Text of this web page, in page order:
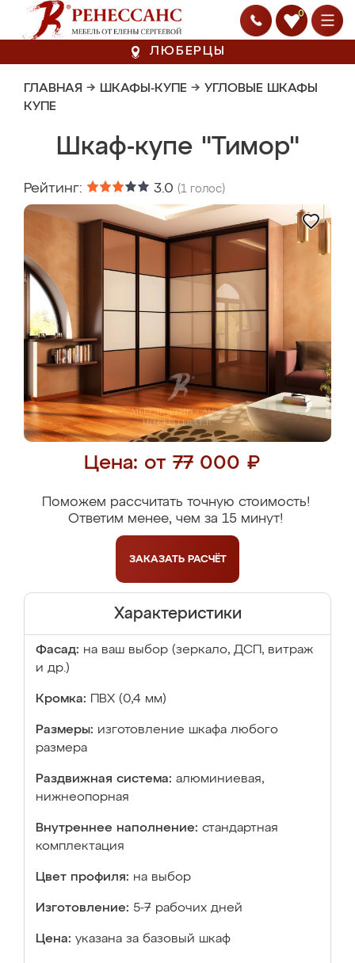
0
ЛЮБЕРЦЫ
ГЛАВНАЯ → ШКАФЫ-КУПЕ → УГЛОВЫЕ ШКАФЫ
КУПЕ
Шкаф-купе "Тимор"
Рейтинг: 3.0 (1 голос)
Цена: от 77 000 ₽
Поможем рассчитать точную стоимость!
Ответим менее, чем за 15 минут!
ЗАКАЗАТЬ РАСЧЁТ
Характеристики
Фасад: на ваш выбор (зеркало, ДСП, витраж
и др.)
Кромка: ПВХ (0,4 мм)
Размеры: изготовление шкафа любого
размера
Раздвижная система: алюминиевая,
нижнеопорная
Внутреннее наполнение: стандартная
комплектация
Цвет профиля: на выбор
Изготовление: 5-7 рабочих дней
Цена: указана за базовый шкаф